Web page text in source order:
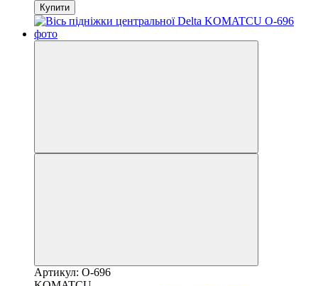
Купити
Артикул: O-696